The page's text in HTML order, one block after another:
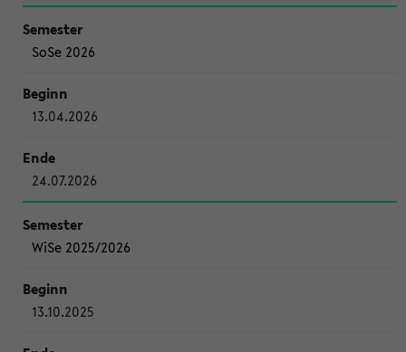
SoSe 2026
13.04.2026
24.07.2026
WiSe 2025/2026
13.10.2025